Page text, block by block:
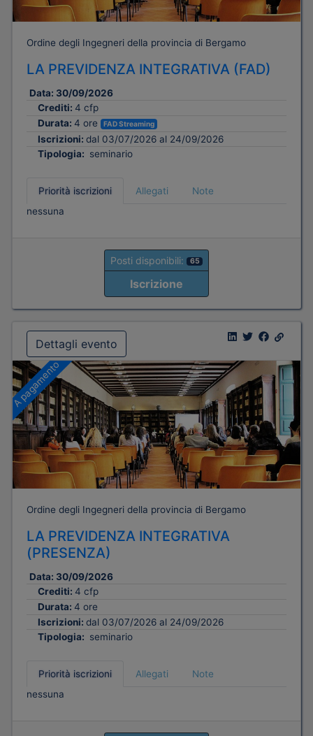
Ordine degli Ingegneri della provincia di Bergamo
LA PREVIDENZA INTEGRATIVA (FAD)
Data: 30/09/2026
Crediti: 4 cfp
Durata: 4 ore FAD Streaming
Iscrizioni: dal 03/07/2026 al 24/09/2026
Tipologia: seminario
Priorità iscrizioni Allegati
Note
nessuna
Posti disponibili: 65
Iscrizione
Dettagli evento
A pagamento
Ordine degli Ingegneri della provincia di Bergamo
LA PREVIDENZA INTEGRATIVA
(PRESENZA)
Data: 30/09/2026
Crediti: 4 cfp
Durata: 4 ore
Iscrizioni: dal 03/07/2026 al 24/09/2026
Tipologia: seminario
Priorità iscrizioni Allegati
Note
nessuna